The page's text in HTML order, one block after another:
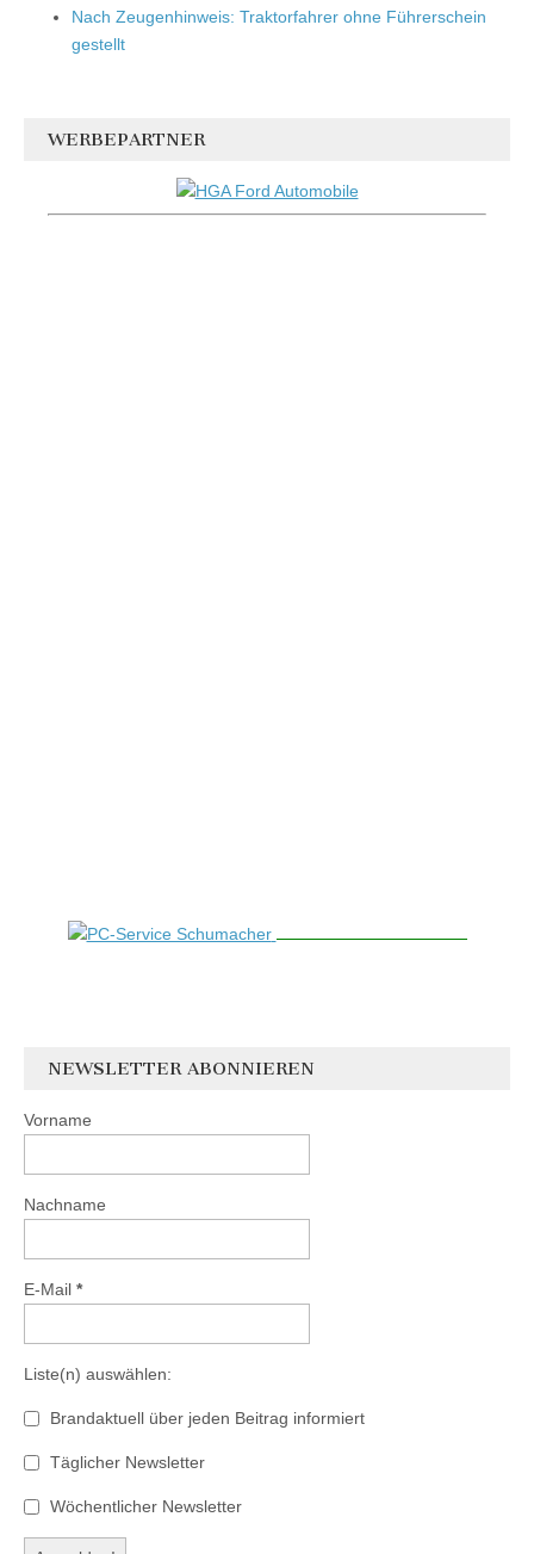
Nach Zeugenhinweis: Traktorfahrer ohne Führerschein
gestellt
WERBEPARTNER
NEWSLETTER ABONNIEREN
Vorname
Nachname
E-Mail *
Liste(n) auswählen:
Brandaktuell über jeden Beitrag informiert
Täglicher Newsletter
Wöchentlicher Newsletter